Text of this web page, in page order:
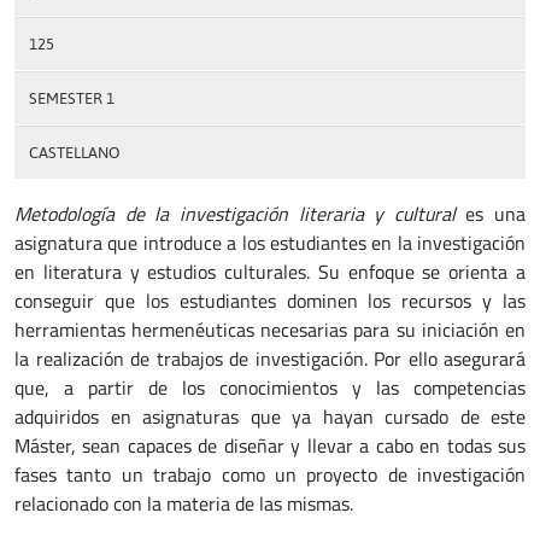
125
SEMESTER 1
CASTELLANO
Metodología de la investigación literaria y culturales una
asignatura que introduce a los estudiantes en la investigación
en literatura y estudios culturales. Su enfoque se orienta a
conseguir que los estudiantes dominen los recursos y las
herramientas hermenéuticas necesarias para su iniciación en
la realización de trabajos de investigación. Por ello asegurará
que, a partir de los conocimientos y las competencias
adquiridos en asignaturas que ya hayan cursado de este
Máster, sean capaces de diseñar y llevar a cabo en todas sus
fases tanto un trabajo como un proyecto de investigación
relacionado con la materia de las mismas.